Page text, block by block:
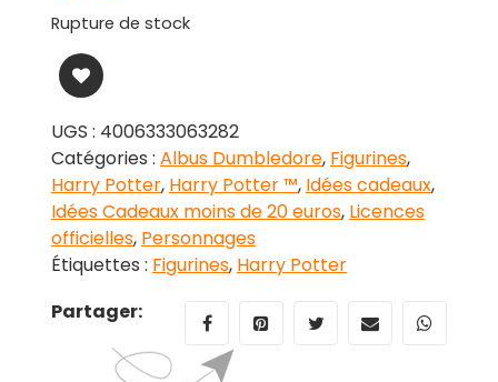
Rupture de stock
UGS : 4006333063282
Catégories : Albus Dumbledore, Figurines,
Harry Potter, Harry Potter ™, Idées cadeaux,
Idées Cadeaux moins de 20 euros, Licences
officielles, Personnages
Étiquettes : Figurines, Harry Potter
Partager: